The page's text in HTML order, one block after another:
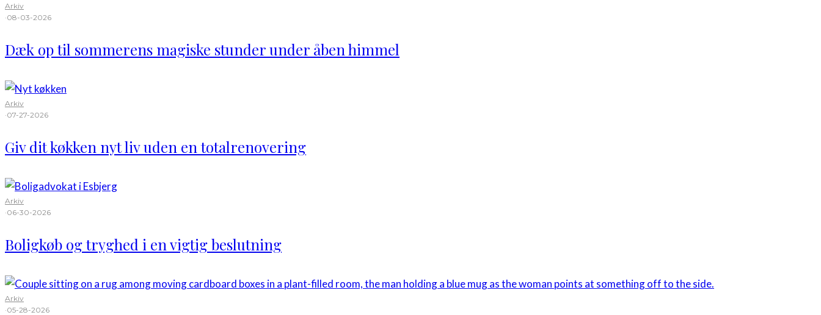
Arkiv
·08-03-2026
Dæk op til sommerens magiske stunder under åben himmel
Arkiv
·07-27-2026
Giv dit køkken nyt liv uden en totalrenovering
Arkiv
·06-30-2026
Boligkøb og tryghed i en vigtig beslutning
Arkiv
·05-28-2026